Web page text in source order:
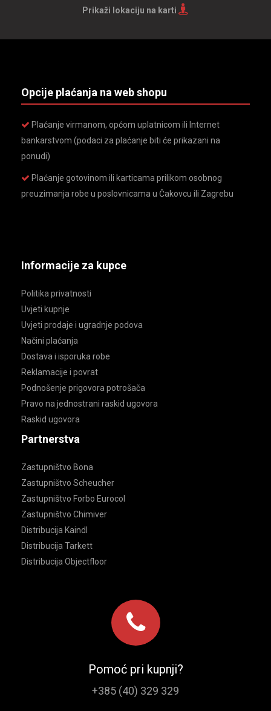
Prikaži lokaciju na karti
Opcije plaćanja na web shopu
Plaćanje virmanom, općom uplatnicom ili Internet
bankarstvom (podaci za plaćanje biti će prikazani na
ponudi)
Plaćanje gotovinom ili karticama prilikom osobnog
preuzimanja robe u poslovnicama u Čakovcu ili Zagrebu
Informacije za kupce
Politika privatnosti
Uvjeti kupnje
Uvjeti prodaje i ugradnje podova
Načini plaćanja
Dostava i isporuka robe
Reklamacije i povrat
Podnošenje prigovora potrošača
Pravo na jednostrani raskid ugovora
Raskid ugovora
Partnerstva
Zastupništvo Bona
Zastupništvo Scheucher
Zastupništvo Forbo Eurocol
Zastupništvo Chimiver
Distribucija Kaindl
Distribucija Tarkett
Distribucija Objectfloor
Pomoć pri kupnji?
+385 (40) 329 329